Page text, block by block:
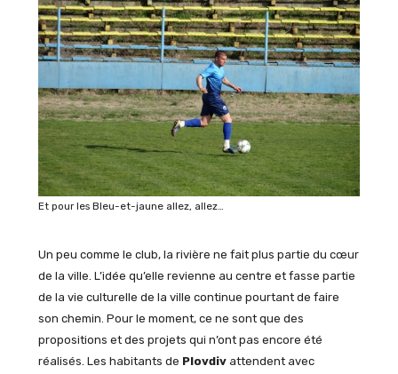
Et pour les Bleu-et-jaune allez, allez…
Un peu comme le club, la rivière ne fait plus partie du cœur
de la ville. L’idée qu’elle revienne au centre et fasse partie
de la vie culturelle de la ville continue pourtant de faire
son chemin. Pour le moment, ce ne sont que des
propositions et des projets qui n’ont pas encore été
réalisés. Les habitants de Plovdivattendent avec